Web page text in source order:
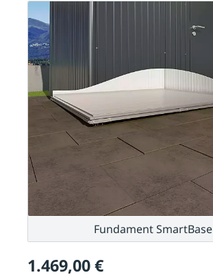
1.469,00 €
Fundament SmartBase